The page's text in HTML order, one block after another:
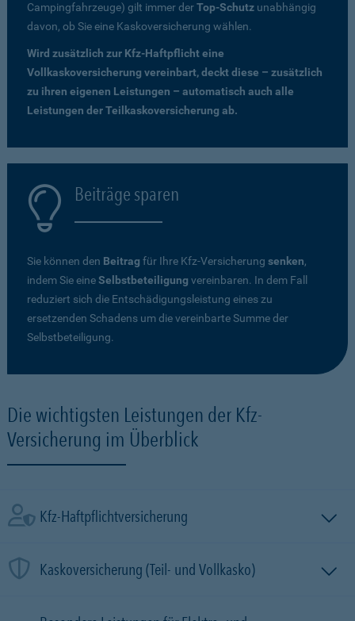
Campingfahrzeuge) gilt immer derTop-Schutz unabhängig
davon, ob Sie eine Kaskoversicherung wählen.
Wird zusätzlich zur Kfz-Haftpflicht eine
Vollkaskoversicherung vereinbart, deckt diese – zusätzlich
zu ihren eigenen Leistungen – automatisch auch alle
Leistungen der Teilkaskoversicherung ab.
Beiträge sparen
Sie können den Beitrag für Ihre Kfz-Versicherung senken,
indem Sie eineSelbstbeteiligung vereinbaren. In dem Fall
reduziert sich die Entschädigungsleistung eines zu
ersetzenden Schadens um die vereinbarte Summe der
Selbstbeteiligung.
Die wichtigsten Leistungen der Kfz-
Versicherung im Überblick
Kfz-Haftpflichtversicherung
Kaskoversicherung (Teil- und Vollkasko)